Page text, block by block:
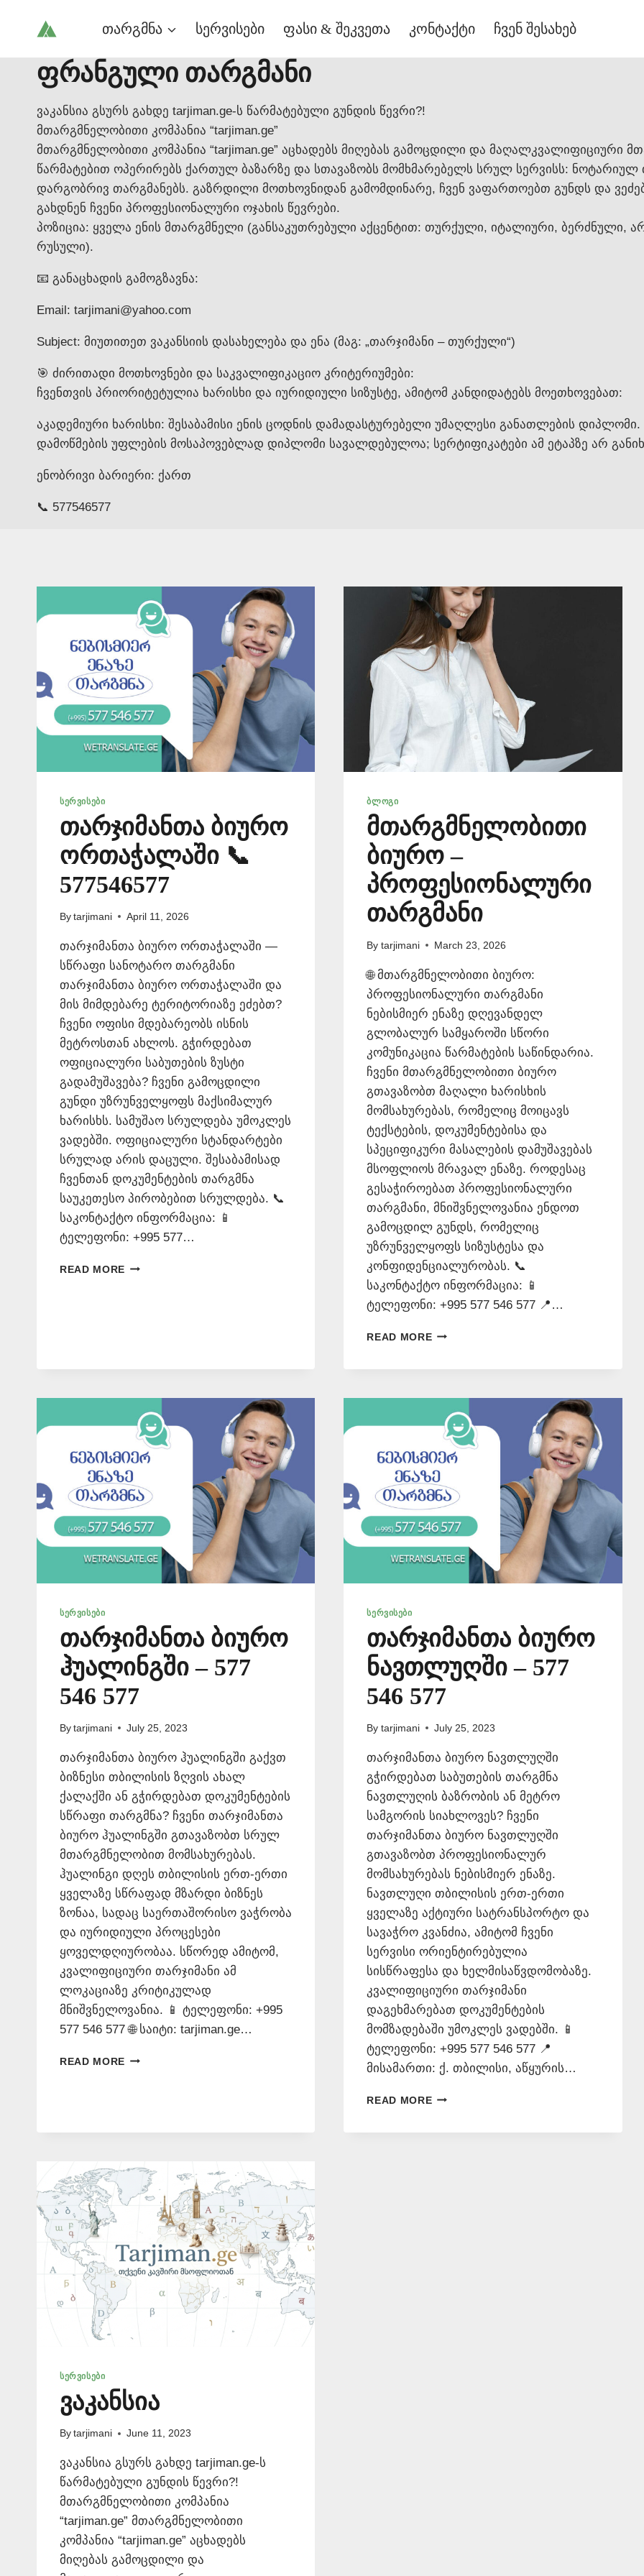
თარგმნა სერვისები ფასი & შეკვეთა კონტაქტი ჩვენ შესახებ
ფრანგული თარგმანი
ვაკანსია გსურს გახდე tarjiman.ge-ს წარმატებული გუნდის წევრი?!
მთარგმნელობითი კომპანია “tarjiman.ge”
მთარგმნელობითი კომპანია “tarjiman.ge” აცხადებს მიღებას გამოცდილი და მაღალკვალიფიციური
წარმატებით ოპერირებს ქართულ ბაზარზე და სთავაზობს მომხმარებელს სრულ სერვისს:
დარგობრივ თარგმანებს. გაზრდილი მოთხოვნიდან გამომდინარე, ჩვენ ვაფართოებთ გუნდს და
გახდნენ ჩვენი პროფესიონალური ოჯახის წევრები.
პოზიცია: ყველა ენის მთარგმნელი (განსაკუთრებული აქცენტით: თურქული, იტალიური, ბერძნული,
რუსული).
📧 განაცხადის გამოგზავნა:
Email: tarjimani@yahoo.com
Subject: მიუთითეთ ვაკანსიის დასახელება და ენა (მაგ: „თარჯიმანი – თურქული“)
🎯 ძირითადი მოთხოვნები და საკვალიფიკაციო კრიტერიუმები:
ჩვენთვის პრიორიტეტულია ხარისხი და იურიდიული სიზუსტე, ამიტომ კანდიდატებს მოეთხოვებათ:
აკადემიური ხარისხი: შესაბამისი ენის ცოდნის დამადასტურებელი უმაღლესი განათლების
დამოწმების უფლების მოსაპოვებლად დიპლომი სავალდებულოა; სერტიფიკატები ამ ეტაპზე არ
ენობრივი ბარიერი: ქართ
📞 577546577
ᲡᲔᲠᲕᲘᲡᲔᲑᲘ
თარჯიმანთა ბიურო
ორთაჭალაში 📞
577546577
By tarjimani April 11, 2026
თარჯიმანთა ბიურო ორთაჭალაში —
სწრაფი სანოტარო თარგმანი
თარჯიმანთა ბიურო ორთაჭალაში და
მის მიმდებარე ტერიტორიაზე ეძებთ?
ჩვენი ოფისი მდებარეობს ისნის
მეტროსთან ახლოს. გჭირდებათ
ოფიციალური საბუთების ზუსტი
გადამუშავება? ჩვენი გამოცდილი
გუნდი უზრუნველყოფს მაქსიმალურ
ხარისხს. სამუშაო სრულდება უმოკლეს
ვადებში. ოფიციალური სტანდარტები
სრულად არის დაცული. შესაბამისად
ჩვენთან დოკუმენტების თარგმნა
საუკეთესო პირობებით სრულდება. 📞
საკონტაქტო ინფორმაცია: 📱
ტელეფონი: +995 577…
READ MORE ᲗᲐᲠᲯᲘᲛᲐᲜᲗᲐ
ᲑᲚᲝᲒᲘ
მთარგმნელობითი
ბიურო –
პროფესიონალური
თარგმანი
By tarjimani March 23, 2026
🌐 მთარგმნელობითი ბიურო:
პროფესიონალური თარგმანი
ნებისმიერ ენაზე დღევანდელ
გლობალურ სამყაროში სწორი
კომუნიკაცია წარმატების საწინდარია.
ჩვენი მთარგმნელობითი ბიურო
გთავაზობთ მაღალი ხარისხის
მომსახურებას, რომელიც მოიცავს
ტექსტების, დოკუმენტებისა და
სპეციფიკური მასალების დამუშავებას
მსოფლიოს მრავალ ენაზე. როდესაც
გესაჭიროებათ პროფესიონალური
თარგმანი, მნიშვნელოვანია ენდოთ
გამოცდილ გუნდს, რომელიც
უზრუნველყოფს სიზუსტესა და
კონფიდენციალურობას. 📞
საკონტაქტო ინფორმაცია: 📱
ტელეფონი: +995 577 546 577 📍…
READ MOREᲛᲗᲐᲠᲒᲛᲜᲔᲚᲝᲑᲘᲗᲘ
ᲡᲔᲠᲕᲘᲡᲔᲑᲘ
თარჯიმანთა ბიურო
ჰუალინგში – 577
546 577
By tarjimani July 25, 2023
თარჯიმანთა ბიურო ჰუალინგში გაქვთ
ბიზნესი თბილისის ზღვის ახალ
ქალაქში ან გჭირდებათ დოკუმენტების
სწრაფი თარგმნა? ჩვენი თარჯიმანთა
ბიურო ჰუალინგში გთავაზობთ სრულ
მთარგმნელობით მომსახურებას.
ჰუალინგი დღეს თბილისის ერთ-ერთი
ყველაზე სწრაფად მზარდი ბიზნეს
ზონაა, სადაც საერთაშორისო ვაჭრობა
და იურიდიული პროცესები
ყოველდღიურობაა. სწორედ ამიტომ,
კვალიფიციური თარჯიმანი ამ
ლოკაციაზე კრიტიკულად
მნიშვნელოვანია. 📱 ტელეფონი: +995
577 546 577 🌐 საიტი: tarjiman.ge…
READ MORE ᲗᲐᲠᲯᲘᲛᲐᲜᲗᲐ
546
ᲡᲔᲠᲕᲘᲡᲔᲑᲘ
თარჯიმანთა ბიურო
ნავთლუღში – 577
546 577
By tarjimani July 25, 2023
თარჯიმანთა ბიურო ნავთლუღში
გჭირდებათ საბუთების თარგმნა
ნავთლუღის ბაზრობის ან მეტრო
სამგორის სიახლოვეს? ჩვენი
თარჯიმანთა ბიურო ნავთლუღში
გთავაზობთ პროფესიონალურ
მომსახურებას ნებისმიერ ენაზე.
ნავთლუღი თბილისის ერთ-ერთი
ყველაზე აქტიური სატრანსპორტო და
სავაჭრო კვანძია, ამიტომ ჩვენი
სერვისი ორიენტირებულია
სისწრაფესა და ხელმისაწვდომობაზე.
კვალიფიციური თარჯიმანი
დაგეხმარებათ დოკუმენტების
მომზადებაში უმოკლეს ვადებში. 📱
ტელეფონი: +995 577 546 577 📍
მისამართი: ქ. თბილისი, აწყურის…
READ MOREᲗᲐᲠᲯᲘᲛᲐᲜᲗᲐ
ᲡᲔᲠᲕᲘᲡᲔᲑᲘ
ვაკანსია
By tarjimani June 11, 2023
ვაკანსია გსურს გახდე tarjiman.ge-ს
წარმატებული გუნდის წევრი?!
მთარგმნელობითი კომპანია
“tarjiman.ge” მთარგმნელობითი
კომპანია “tarjiman.ge” აცხადებს
მიღებას გამოცდილი და